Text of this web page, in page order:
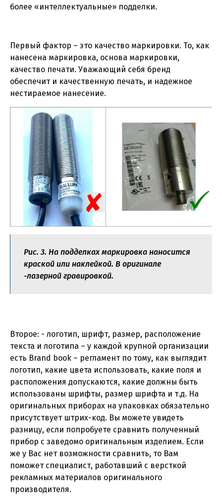
более «интеллектуальные» подделки.
Первый фактор – это качество маркировки. То, как
нанесена маркировка, основа маркировки,
качество печати. Уважающий себя бренд
обеспечит и качественную печать, и надежное
нестираемое нанесение.
Рис. 3. На подделках маркировка наносится
краской или наклейкой. В оригинале
-лазерной гравировкой.
Второе: - логотип, шрифт, размер, расположение
текста и логотипа – у каждой крупной организации
есть Brand book – регламент по тому, как выглядит
логотип, какие цвета использовать, какие поля и
расположения допускаются, какие должны быть
использованы шрифты, размер шрифта и т.д. На
оригинальных приборах на упаковках обязательно
присутствует штрих-код. Вы можете увидеть
разницу, если попробуете сравнить полученный
прибор с заведомо оригинальным изделием. Если
же у Вас нет возможности сравнить, то Вам
поможет специалист, работавший с версткой
рекламных материалов оригинального
производителя.